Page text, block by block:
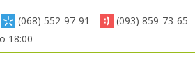
(068) 552-97-91
(093) 859-73-65
18:00